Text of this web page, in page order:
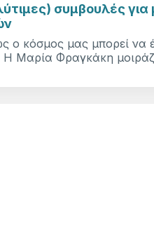
συμβουλές
ο κόσμος μας μπορεί να
Η Μαρία Φραγκάκη